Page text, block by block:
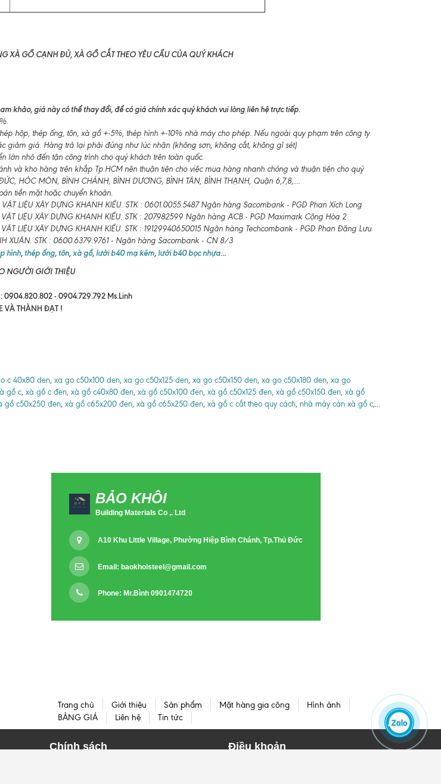
XÀ GỒ CẠNH ĐỦ, XÀ GỒ CẮT THEO YÊU CẦU CỦA QUÝ KHÁCH
khảo, giá này có thể thay đổi, để có giá chính xác quý khách vui lòng liên hệ trực tiếp.
hộp, thép ống, tôn, xà gồ +-5%, thép hình +-10% nhà máy cho phép. Nếu ngoài quy phạm trên công ty
giảm giá. Hàng trả lại phải đúng như lúc nhận (không sơn, không cắt, không gỉ sét)
lớn nhỏ đến tận công trình cho quý khách trên toàn quốc.
và kho hàng trên khắp Tp.HCM nên thuận tiện cho việc mua hàng nhanh chóng và thuận tiện cho quý
HÓC MÔN, BÌNH CHÁNH, BÌNH DƯƠNG, BÌNH TÂN, BÌNH THẠNH, Quận 6,7,8,....
tiền mặt hoặc chuyển khoản.
LIỆU XÂY DỰNG KHANH KIỀU. STK : 0601.0055.5487 Ngân hàng Sacombank - PGD Phan Xích Long
LIỆU XÂY DỰNG KHANH KIỀU. STK : 207982599 Ngân hàng ACB - PGD Maximark Cộng Hòa 2
LIỆU XÂY DỰNG KHANH KIỀU. STK : 19129940650015 Ngân hàng Techcombank - PGD Phan Đăng Lưu
XUÂN. STK : 0600.6379.9761 - Ngân hàng Sacombank - CN 8/3
hình,thép ống, tôn, xà gồ, lưới b40 mạ kẽm, lưới b40 bọc nhựa...
NGƯỜI GIỚI THIỆU
0904.820.802 - 0904.729.792 Ms.Linh
VÀ THÀNH ĐẠT !
c 40x80 den, xa go c50x100 den, xa go c50x125 den, xa go c50x150 den, xa go c50x180 den, xa go
gồ c, xà gồ c đen,xà gồ c40x80 đen, xà gồ c50x100 đen, xà gồ c50x125 đen,xà gồ c50x150 đen, xà gồ
gồ c50x250 đen, xà gồ c65x200 đen, xà gồ c65x250 đen, xà gồ c cắt theo quy cách, nhà máy cán xà gồ c,...
BẢO KHÔI
Building Materials Co ,. Ltd
A10 Khu Little Village, Phường Hiệp Bình Chánh, Tp.Thủ Đức
Email:baokhoisteel@gmail.com
Phone: Mr.Bình 0901474720
Trang chủ Giới thiệu Sản phẩm Mặt hàng gia công
Hình ảnh
BẢNG GIÁ
Liên hệ Tin tức
Chính sách Điều khoản